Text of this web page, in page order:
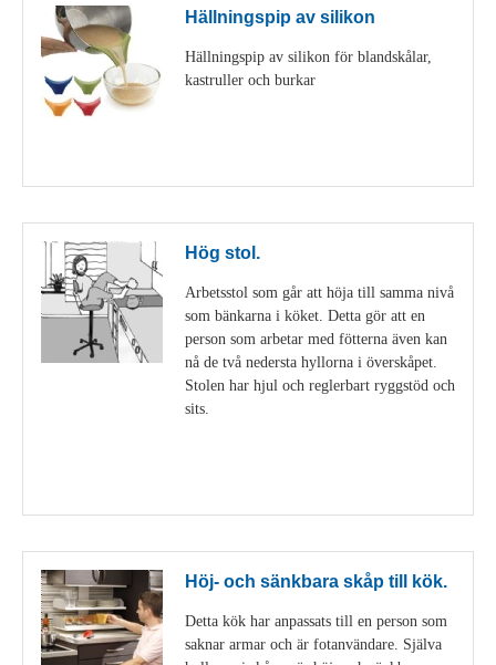
Hällningspip av silikon
Hällningspip av silikon för blandskålar,
kastruller och burkar
Hög stol.
Arbetsstol som går att höja till samma nivå
som bänkarna i köket. Detta gör att en
person som arbetar med fötterna även kan
nå de två nedersta hyllorna i överskåpet.
Stolen har hjul och reglerbart ryggstöd och
sits.
Höj- och sänkbara skåp till kök.
Detta kök har anpassats till en person som
saknar armar och är fotanvändare. Själva